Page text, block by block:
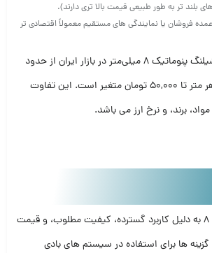
بلند تر به‌ طور طبیعی قیمت بالا تری دارند).
فروشان یا نمایندگی‌ های مستقیم معمولاً اقتصادی‌ تر
در حال حاضر، قیمت شیلنگ پنوماتیک 8 میلی‌متر در بازار ایران از حدود
20,000 تومان به ازای هر متر تا 50,000 تومان متغیر است. این تفاوت
برند، و نرخ ارز می‌ باشد.
شیلنگ پنوماتیک سایز 8 به‌ دلیل کاربرد گسترده، کیفیت مطلوب، و قیمت
ها برای استفاده در سیستم‌ های بادی